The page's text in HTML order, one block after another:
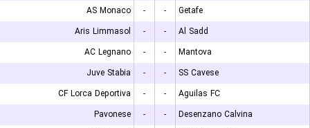
AS Monaco - -
Getafe
Aris Limmasol
- -
Al Sadd
AC Legnano
- -
Mantova
Juve Stabia
- -
SS Cavese
CF Lorca Deportiva
- -
Aguilas FC
Pavonese
- -
Desenzano Calvina